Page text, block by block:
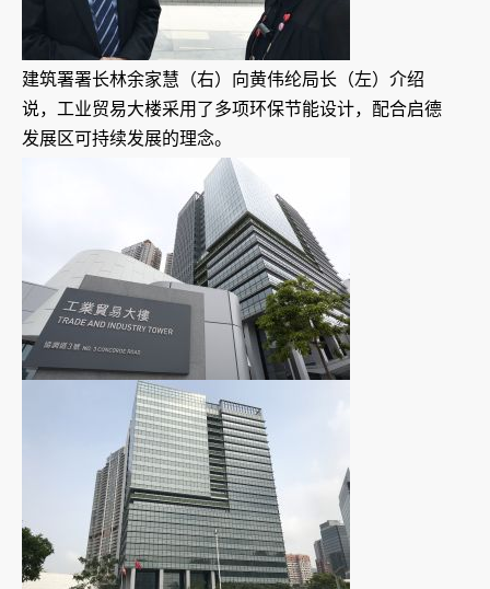
建筑署署长林余家慧（右）向黄伟纶局长（左）介绍
说，工业贸易大楼采用了多项环保节能设计，配合启德
发展区可持续发展的理念。